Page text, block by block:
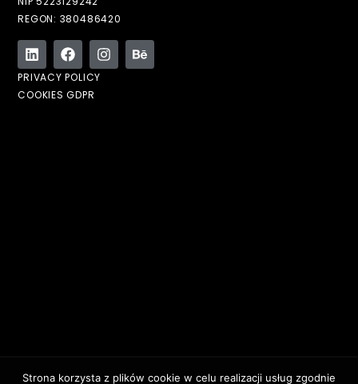
REGON: 380486420
PRIVACY POLICY
COOKIES GDPR
Strona korzysta z plików cookie w celu realizacji usług zgodnie